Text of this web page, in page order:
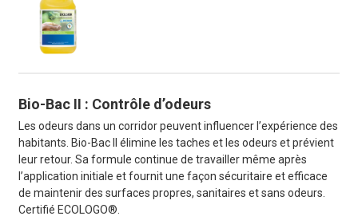
Bio-Bac II : Contrôle d’odeurs
Les odeurs dans un corridor peuvent influencer l’expérience des
habitants. Bio-Bac II élimine les taches et les odeurs et prévient
leur retour. Sa formule continue de travailler même après
l’application initiale et fournit une façon sécuritaire et efficace
de maintenir des surfaces propres, sanitaires et sans odeurs.
Certifié ECOLOGO®.